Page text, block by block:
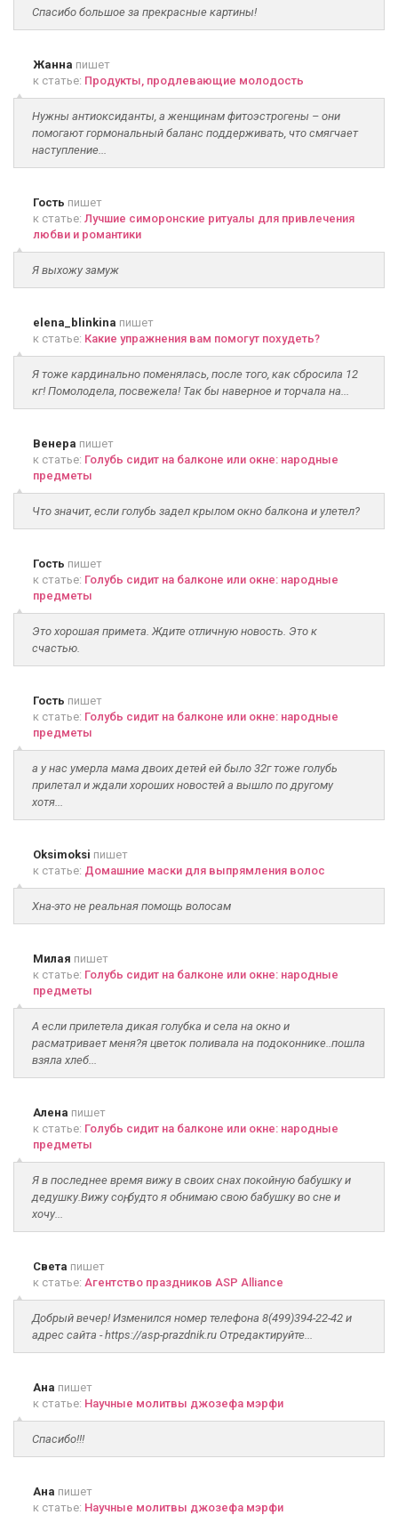
Спасибо большое за прекрасные картины!
Жанна пишет
к статье: Продукты, продлевающие молодость
Нужны антиоксиданты, а женщинам фитоэстрогены – они
помогают гормональный баланс поддерживать, что смягчает
наступление...
Гость пишет
к статье: Лучшие симоронские ритуалы для привлечения
любви и романтики
Я выхожу замуж
elena_blinkina пишет
к статье: Какие упражнения вам помогут похудеть?
Я тоже кардинально поменялась, после того, как сбросила 12
кг! Помолодела, посвежела! Так бы наверное и торчала на...
Венера пишет
к статье: Голубь сидит на балконе или окне: народные
предметы
Что значит, если голубь задел крылом окно балкона и улетел?
Гость пишет
к статье: Голубь сидит на балконе или окне: народные
предметы
Это хорошая примета. Ждите отличную новость. Это к
счастью.
Гость пишет
к статье: Голубь сидит на балконе или окне: народные
предметы
а у нас умерла мама двоих детей ей было 32г тоже голубь
прилетал и ждали хороших новостей а вышло по другому
хотя...
Oksimoksi пишет
к статье: Домашние маски для выпрямления волос
Хна-это не реальная помощь волосам
Милая пишет
к статье: Голубь сидит на балконе или окне: народные
предметы
А если прилетела дикая голубка и села на окно и
расматривает меня?я цветок поливала на подоконнике..пошла
взяла хлеб...
Алена пишет
к статье: Голубь сидит на балконе или окне: народные
предметы
Я в последнее время вижу в своих снах покойную бабушку и
дедушку.Вижу соң, будто я обнимаю свою бабушку во сне и
хочу...
Света пишет
к статье: Агентство праздников ASP Alliance
Добрый вечер! Изменился номер телефона 8(499)394-22-42 и
адрес сайта - https://asp-prazdnik.ru Отредактируйте...
Ана пишет
к статье: Научные молитвы джозефа мэрфи
Спасибо!!!
Ана пишет
к статье: Научные молитвы джозефа мэрфи